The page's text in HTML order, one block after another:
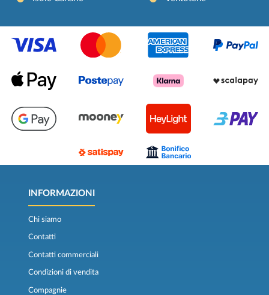
INFORMAZIONI
Chi siamo
Contatti
Contatti commerciali
Condizioni di vendita
Compagnie